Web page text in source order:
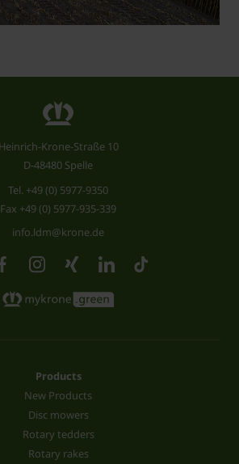
Heinrich-Krone-Straße 10
D-48480 Spelle
Tel. +49 (0) 5977-9350
Fax +49 (0) 5977-935-339
info.ldm@krone.de
Products
New Products
Disc mowers
Rotary tedders
Rotary rakes